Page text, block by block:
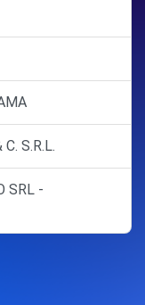
S.R.L.
SRL -